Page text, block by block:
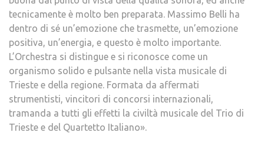
tecnicamente è molto ben preparata. Massimo Belli ha
dentro di sé un’emozione che trasmette, un’emozione
positiva, un’energia, e questo è molto importante.
L’Orchestra si distingue e si riconosce come un
organismo solido e pulsante nella vista musicale di
Trieste e della regione. Formata da affermati
strumentisti, vincitori di concorsi internazionali,
tramanda a tutti gli effetti la civiltà musicale del Trio di
Trieste e del Quartetto Italiano».